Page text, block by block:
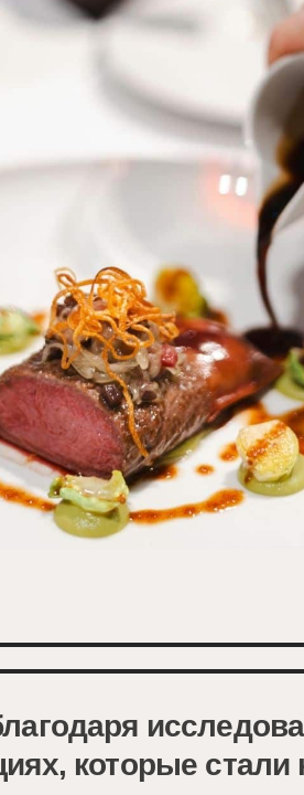
которые стали